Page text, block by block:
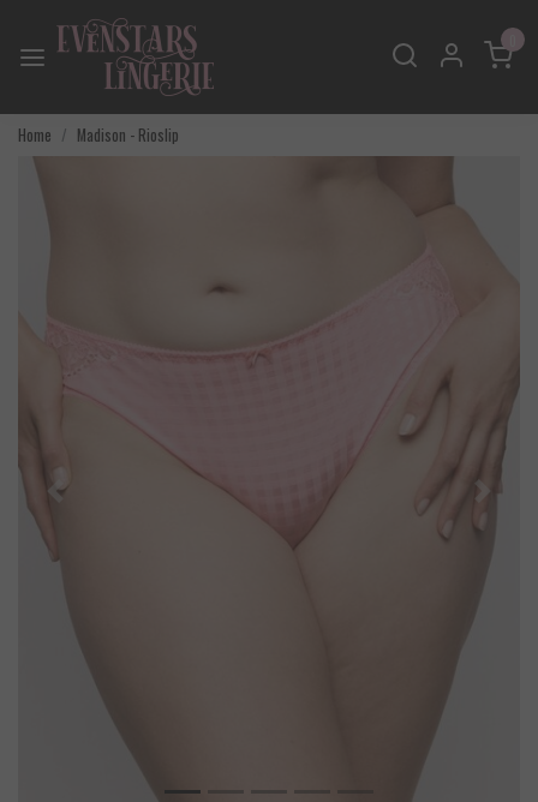
Home Madison - Rioslip
Vorige